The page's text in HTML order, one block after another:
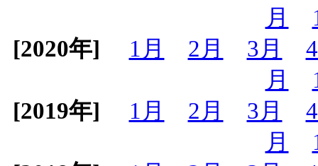
月
[2020年]
1月 2月 3月
月
[2019年]
1月 2月 3月
月